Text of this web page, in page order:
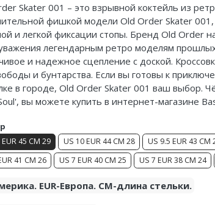
Skater 001 – это взрывной коктейль из
фишкой модели Old Order Skater
и легкой фиксации стопы. Бренд Old Order
легендарным ретро моделям
и надежное сцепление с доской.
и бунтарства. Если вы готовы к
в городе, Old Order Skater 001 ваш выбор.
вы можете купить в интернет-магазине
45 CM 29 US 10 EUR 44 CM 28 US 9.5 EUR 43 CM
41 CM 26
US 7 EUR 40 CM 25 US 7 EUR 38 CM 24
EUR-Европа. CM-длина стельки.